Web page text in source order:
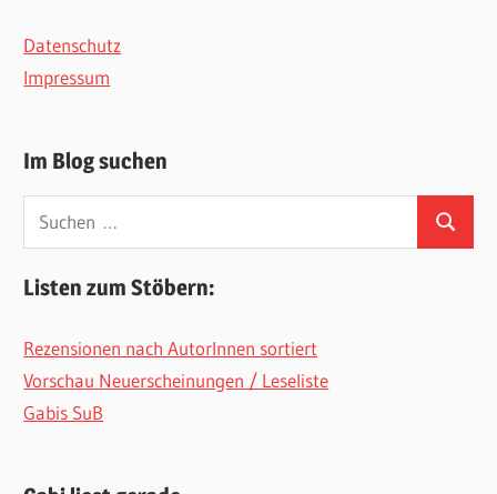
Datenschutz
Impressum
Im Blog suchen
Suchen
nach:
Suchen
Listen zum Stöbern:
Rezensionen nach AutorInnen sortiert
Vorschau Neuerscheinungen / Leseliste
Gabis SuB